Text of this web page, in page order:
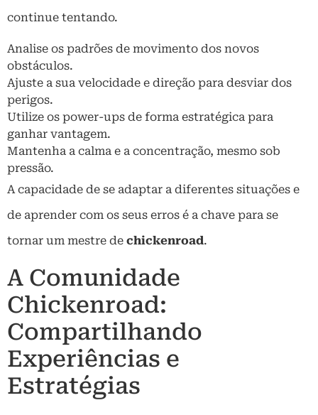
continue tentando.
Analise os padrões de movimento dos novos
obstáculos.
Ajuste a sua velocidade e direção para desviar dos
perigos.
Utilize os power-ups de forma estratégica para
ganhar vantagem.
Mantenha a calma e a concentração, mesmo sob
pressão.
A capacidade de se adaptar a diferentes situações e
de aprender com os seus erros é a chave para se
tornar um mestre de chickenroad.
A Comunidade
Chickenroad:
Compartilhando
Experiências e
Estratégias